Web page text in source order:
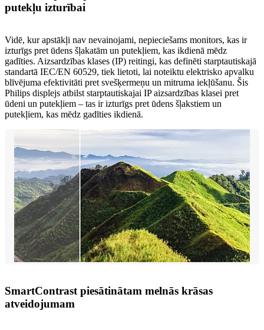
putekļu izturībai
Vidē, kur apstākļi nav nevainojami, nepieciešams monitors, kas ir
izturīgs pret ūdens šļakatām un putekļiem, kas ikdienā mēdz
gadīties. Aizsardzības klases (IP) reitingi, kas definēti starptautiskajā
standartā IEC/EN 60529, tiek lietoti, lai noteiktu elektrisko apvalku
blīvējuma efektivitāti pret svešķermeņu un mitruma iekļūšanu. Šis
Philips displejs atbilst starptautiskajai IP aizsardzības klasei pret
ūdeni un putekļiem – tas ir izturīgs pret ūdens šļakstiem un
putekļiem, kas mēdz gadīties ikdienā.
SmartContrast piesātinātam melnās krāsas
atveidojumam